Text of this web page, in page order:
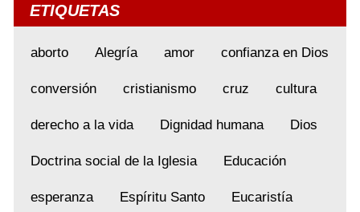
ETIQUETAS
aborto Alegría amor confianza en Dios
conversión cristianismo cruz cultura
derecho a la vida Dignidad humana Dios
Doctrina social de la Iglesia Educación
esperanza Espíritu Santo Eucaristía